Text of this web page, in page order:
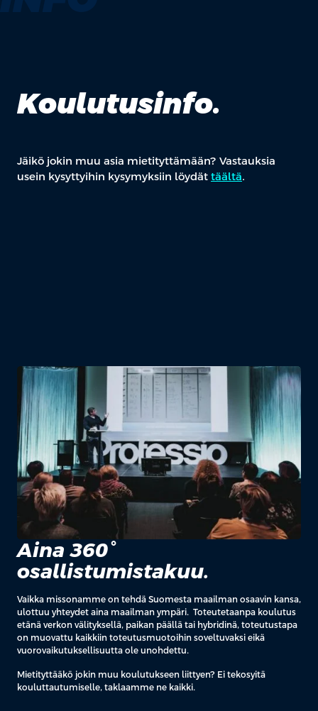
Koulutusinfo.
Jäikö jokin muu asia mietityttämään? Vastauksia
usein kysyttyihin kysymyksiin löydät täältä.
Aina 360°
osallistumistakuu.
Vaikka missonamme on tehdä Suomesta maailman osaavin kansa,
ulottuu yhteydet aina maailman ympäri. Toteutetaanpa koulutus
etänä verkon välityksellä, paikan päällä tai hybridinä, toteutustapa
on muovattu kaikkiin toteutusmuotoihin soveltuvaksi eikä
vuorovaikutuksellisuutta ole unohdettu.
Mietityttääkö jokin muu koulutukseen liittyen? Ei tekosyitä
kouluttautumiselle, taklaamme ne kaikki.